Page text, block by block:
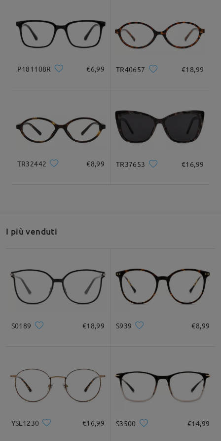
Dimensione del prodotto
Larghezza totale
133mm/ 5.24pollici
Lunghezza del tempio
145mm/ 5.71pollici
Quadrato Cuore Diamante Ovale
Descrizione del prodotto
Consegnato
P181108R €6,99 TR40657 €18,99
TR32442 €8,99 TR37653 €16,99
I più venduti
S0189 €18,99 S939 €8,99
YSL1230 €16,99 S3500 €14,99